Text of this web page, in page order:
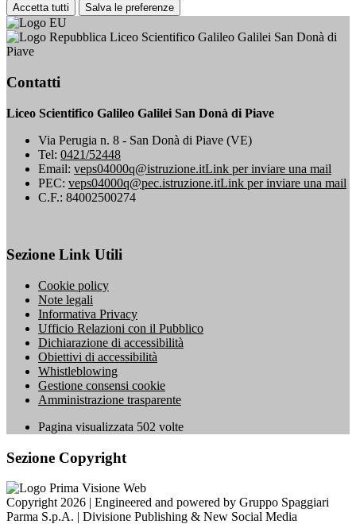
Accetta tutti Salva le preferenze
Liceo Scientifico Galileo Galilei San Donà di
Piave
Contatti
Liceo Scientifico Galileo Galilei San Donà di Piave
Via Perugia n. 8 - San Donà di Piave (VE)
Tel: 0421/52448
Email: veps04000q@istruzione.itLink per inviare una mail
PEC: veps04000q@pec.istruzione.itLink per inviare una mail
C.F.: 84002500274
Sezione Link Utili
Cookie policy
Note legali
Informativa Privacy
Ufficio Relazioni con il Pubblico
Dichiarazione di accessibilità
Obiettivi di accessibilità
Whistleblowing
Gestione consensi cookie
Amministrazione trasparente
Pagina visualizzata 502 volte
Sezione Copyright
Copyright 2026 | Engineered and powered by Gruppo Spaggiari
Parma S.p.A. | Divisione Publishing & New Social Media